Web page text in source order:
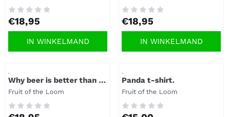
Prijs: 18,95
€18,95
IN WINKELMAND
Prijs: 18,95
€18,95
IN WINKELMAND
.
Why beer is better than a
woman t-shirt.
Merk:
Fruit of the Loom
.
Panda t-shirt.
Merk:
Fruit of the Loom